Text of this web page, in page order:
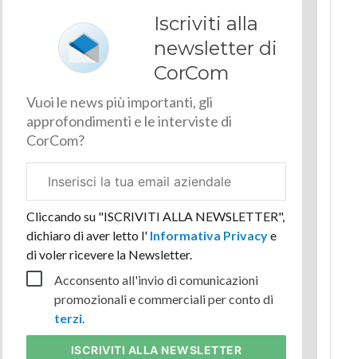
Iscriviti alla
newsletter di
CorCom
Vuoi le news più importanti, gli
approfondimenti e le interviste di
CorCom?
aziendale
Cliccando su "ISCRIVITI ALLA NEWSLETTER",
dichiaro di aver letto l'Informativa Privacye
di voler ricevere la Newsletter.
Acconsento all'invio di comunicazioni
promozionali e commerciali per conto di
terzi.
ISCRIVITI ALLA NEWSLETTER